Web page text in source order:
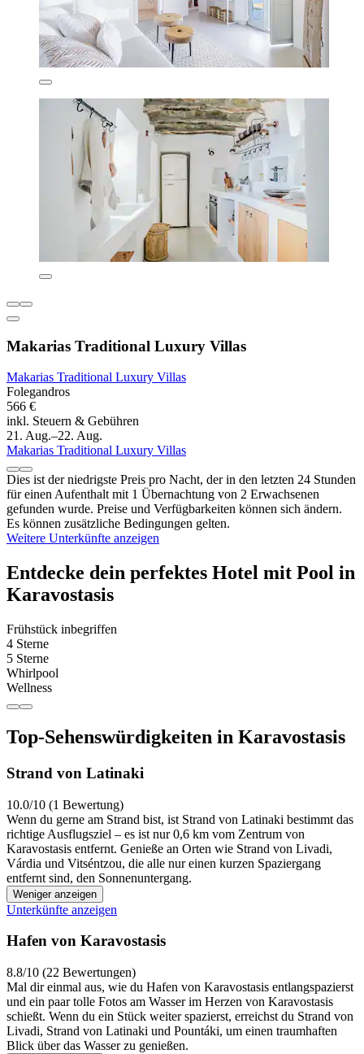
Makarias Traditional Luxury Villas
Makarias Traditional Luxury Villas
Folegandros
566 €
inkl. Steuern & Gebühren
21. Aug.–22. Aug.
Makarias Traditional Luxury Villas
Dies ist der niedrigste Preis pro Nacht, der in den letzten 24 Stunden
für einen Aufenthalt mit 1 Übernachtung von 2 Erwachsenen
gefunden wurde. Preise und Verfügbarkeiten können sich ändern.
Es können zusätzliche Bedingungen gelten.
Weitere Unterkünfte anzeigen
Entdecke dein perfektes Hotel mit Pool in
Karavostasis
Frühstück inbegriffen
4 Sterne
5 Sterne
Whirlpool
Wellness
Top-Sehenswürdigkeiten in Karavostasis
Strand von Latinaki
10.0/10 (1 Bewertung)
Wenn du gerne am Strand bist, ist Strand von Latinaki bestimmt das
richtige Ausflugsziel – es ist nur 0,6 km vom Zentrum von
Karavostasis entfernt. Genieße an Orten wie Strand von Livadi,
Várdia und Vitséntzou, die alle nur einen kurzen Spaziergang
entfernt sind, den Sonnenuntergang.
Weniger anzeigen
Unterkünfte anzeigen
Hafen von Karavostasis
8.8/10 (22 Bewertungen)
Mal dir einmal aus, wie du Hafen von Karavostasis entlangspazierst
und ein paar tolle Fotos am Wasser im Herzen von Karavostasis
schießt. Wenn du ein Stück weiter spazierst, erreichst du Strand von
Livadi, Strand von Latinaki und Pountáki, um einen traumhaften
Blick über das Wasser zu genießen.